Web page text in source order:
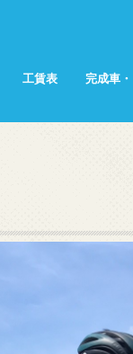
工賃表 完成車